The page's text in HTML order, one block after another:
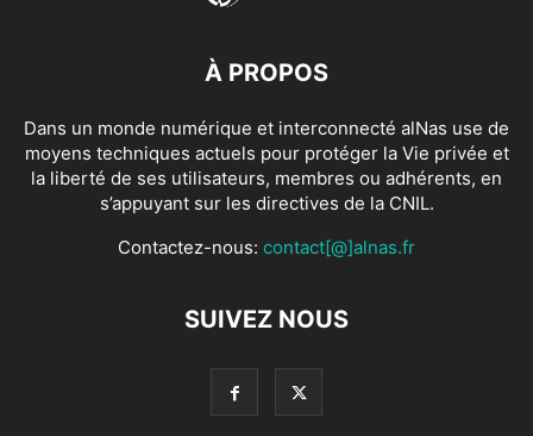
À PROPOS
Dans un monde numérique et interconnecté alNas use de
moyens techniques actuels pour protéger la Vie privée et
la liberté de ses utilisateurs, membres ou adhérents, en
s’appuyant sur les directives de la CNIL.
Contactez-nous: contact[@]alnas.fr
SUIVEZ NOUS